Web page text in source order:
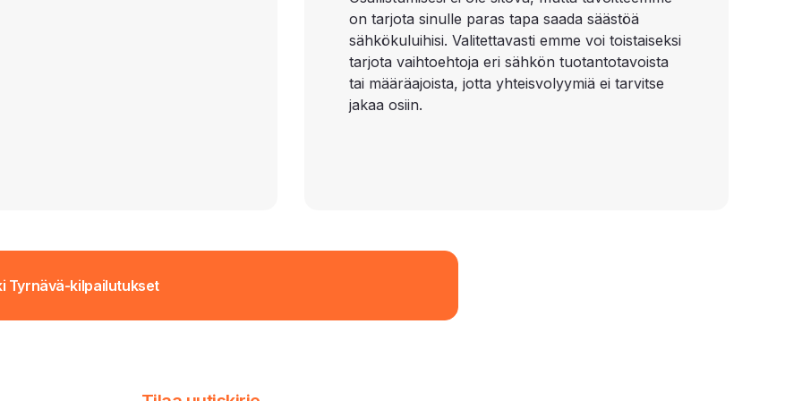
on tarjota sinulle paras tapa saada säästöä
sähkökuluihisi. Valitettavasti emme voi toistaiseksi
tarjota vaihtoehtoja eri sähkön tuotantotavoista
tai määräajoista, jotta yhteisvolyymiä ei tarvitse
jakaa osiin.
Tyrnävä-kilpailutukset